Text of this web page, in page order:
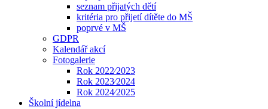
seznam přijatých dětí
kritéria pro přijetí dítěte do MŠ
poprvé v MŠ
GDPR
Kalendář akcí
Fotogalerie
Rok 2022⁄2023
Rok 2023⁄2024
Rok 2024⁄2025
Školní jídelna